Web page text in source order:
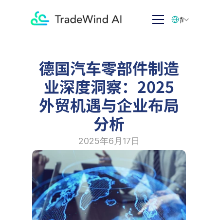
德国汽车零部件制造
业深度洞察：2025
外贸机遇与企业布局
分析
2025年6月17日
简体中文